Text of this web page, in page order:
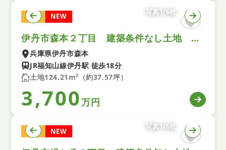
土地 NEW
写真1/6枚
伊丹市森本２丁目 建築条件なし土地 １期 全１区画
兵庫県伊丹市森本
JR福知山線伊丹駅 徒歩18分
土地124.21m²（約37.57坪）
3,700万円
土地 NEW
写真1/6枚